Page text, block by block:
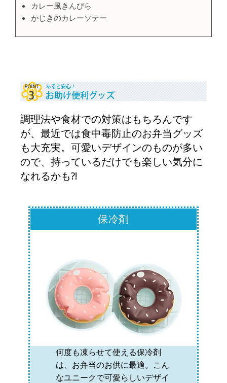
カレー風きんぴら
かじきのカレーソテー
調理法や食材での対策はもちろんです
が、最近では食中毒防止のお弁当グッズ
も大充実。可愛いデザインのものが多い
ので、持っているだけでも楽しい気分に
なれるかも?!
保冷剤
何度も凍らせて使える保冷剤
は、お弁当のお供に最適。こん
なユニークで可愛らしいデザイ